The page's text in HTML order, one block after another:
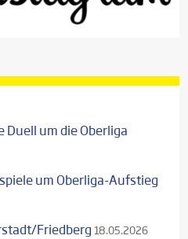
Duell um die Oberliga
um Oberliga-Aufstieg
Friedberg 18.05.2026